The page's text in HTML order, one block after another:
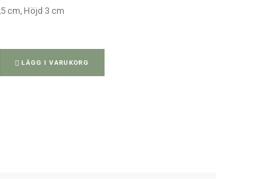
cm, Höjd 3 cm
Roller - Bergskristall quantity
LÄGG I VARUKORG